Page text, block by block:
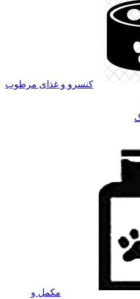
کنسرو و غذای مرطوب
مکمل و